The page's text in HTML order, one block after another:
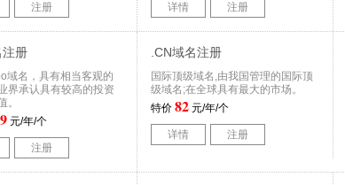
注册 详情 注册
注册
域名，具有相当客观的
界承认具有较高的投资
。
元/年/个
注册
.CN域名注册
国际顶级域名,由我国管理的国际顶
级域名;在全球具有最大的市场。
特价 82 元/年/个
详情 注册